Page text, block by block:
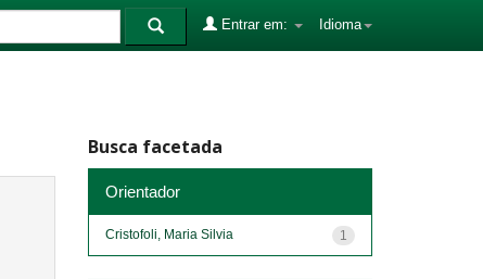
Idioma
Entrar em:
Busca facetada
Orientador
1
Cristofoli, Maria Silvia